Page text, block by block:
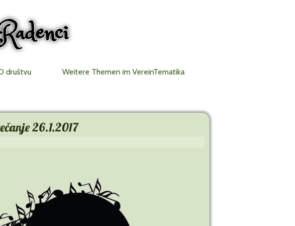
društvu Weitere Themen im VereinTematika
26.1.2017